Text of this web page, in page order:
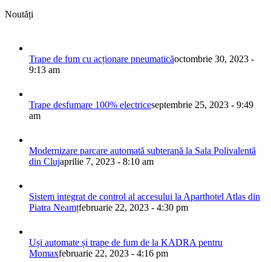
Noutăți
Trape de fum cu acționare pneumaticăoctombrie 30, 2023 -
9:13 am
Trape desfumare 100% electriceseptembrie 25, 2023 - 9:49
am
Modernizare parcare automată subterană la Sala Polivalentă
din Clujaprilie 7, 2023 - 8:10 am
Sistem integrat de control al accesului la Aparthotel Atlas din
Piatra Neamțfebruarie 22, 2023 - 4:30 pm
Uși automate și trape de fum de la KADRA pentru
Momaxfebruarie 22, 2023 - 4:16 pm